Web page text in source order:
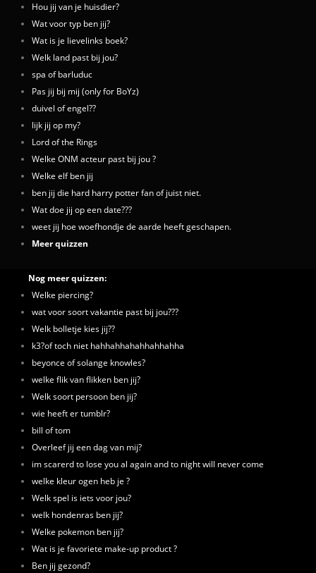
Hou jij van je huisdier?
Wat voor typ ben jij?
Wat is je lievelinks boek?
Welk land past bij jou?
spa of barluduc
Pas jij bij mij (only for BoYz)
duivel of engel??
lijk jij op my?
Lord of the Rings
Welke ONM acteur past bij jou ?
Welke elf ben jij
ben jij die hard harry potter fan of juist niet.
Wat doe jij op een date???
weet jij hoe woefhondje de aarde heeft geschapen.
Meer quizzen
Nog meer quizzen:
Welke piercing?
wat voor soort vakantie past bij jou???
Welk bolletje kies jij??
k3?of toch niet hahhahhahahhahhahha
beyonce of solange knowles?
welke flik van flikken ben jij?
Welk soort persoon ben jij?
wie heeft er tumblr?
bill of tom
Overleef jij een dag van mij?
im scarerd to lose you al again and to night will never come
welke kleur ogen heb je ?
Welk spel is iets voor jou?
welk hondenras ben jij?
Welke pokemon ben jij?
Wat is je favoriete make-up product ?
Ben jij gezond?